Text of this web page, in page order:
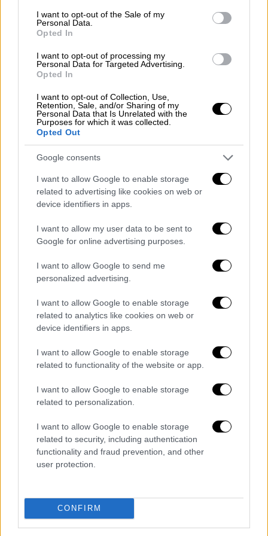
consent section.
I want to opt-out of the Sale of my
Personal Data.
Opted In
I want to opt-out of processing my
Personal Data for Targeted Advertising.
Opted In
I want to opt-out of Collection, Use,
Retention, Sale, and/or Sharing of my
Personal Data that Is Unrelated with the
Purposes for which it was collected.
Opted Out
Google consents
I want to allow Google to enable storage
related to advertising like cookies on web or
device identifiers in apps.
I want to allow my user data to be sent to
Google for online advertising purposes.
I want to allow Google to send me
personalized advertising.
I want to allow Google to enable storage
related to analytics like cookies on web or
device identifiers in apps.
I want to allow Google to enable storage
related to functionality of the website or app.
I want to allow Google to enable storage
related to personalization.
I want to allow Google to enable storage
related to security, including authentication
functionality and fraud prevention, and other
user protection.
CONFIRM
όνομα δρόμου στη γειτονιά του Μπάτμαν και
είναι σχεδιασμένο σαν να βρίσκεται μέσα
μαχητής του εγκλήματος. Το Park Row
στεγάζεται σε ένα
οποίο θα μπορούσε κανείς να συναντήσει
τον δισεκατομμυριούχο alter ego του
Batman, Μπρους Γουέιν.
Ψεύτικες βιβλιοθήκες, μυστικές
υπόγειοσυγκρότημα περιλαμβάνει μια
σειρά από ξεχωριστά εστιατόρια και μπαρ
και μπορεί να φιλοξενήσει έως και 330
πελάτες. Οι επισκέπτες μπαίνουν σε μια
οδηγούνται μέσα από μια μυστική πόρτα
κατεβαίνουν μια σκάλα και περνούν από την
υπόγεια σπηλιάτου Μπάτμαν για να
εισέλθουν στο υπόγειο εστιατόριο.
Monarch Theatreυπάρχουν οθόνες από
το δάπεδο μέχρι την οροφή και
μεταφέρουν τους επισκέπτες στον κόσμο
ενώ δοκιμάζουν ξεχωριστά πιάτα.
Κλασικά κοκτέιλ και διεθνή πιάτα
φωτισμό σερβίρονται κλασικά κοκτέιλ. Το
Pennyworth’s Bar
μπάτλερ της οικογένειας Γουέιν και το